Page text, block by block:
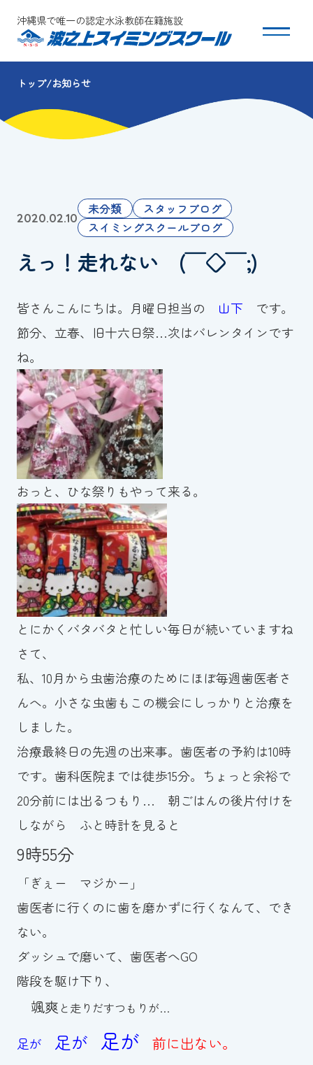
沖縄県で唯一の認定水泳教師在籍施設
スクールについて
コース・クラス紹介
団体会員募集
保護者の方へ
採用情報
お知らせ
カレンダー
波スイタイムズ
お問い合わせ
Tel.098-863-7264
平日 9:00～22:00｜土祝 9:00～21:00
メールでお問い合わせ
スイミングスクールの
トップ お知らせ
2020.02.10
未分類
スタッフブログ
スイミングスクールブログ
えっ！走れない (￣◇￣;)
皆さんこんにちは。月曜日担当の 山下 です。
節分、立春、旧十六日祭…次はバレンタインです
ね。
おっと、ひな祭りもやって来る。
とにかくバタバタと忙しい毎日が続いていますね
さて、
私、10月から虫歯治療のためにほぼ毎週歯医者さ
んへ。小さな虫歯もこの機会にしっかりと治療を
しました。
治療最終日の先週の出来事。歯医者の予約は10時
です。歯科医院までは徒歩15分。ちょっと余裕で
20分前には出るつもり… 朝ごはんの後片付けを
しながら ふと時計を見ると
9時55分
「ぎぇー マジかー」
歯医者に行くのに歯を磨かずに行くなんて、でき
ない。
ダッシュで磨いて、歯医者へGO
階段を駆け下り、
颯爽 と走りだすつもりが…
足が 足が 足が 前に出ない。